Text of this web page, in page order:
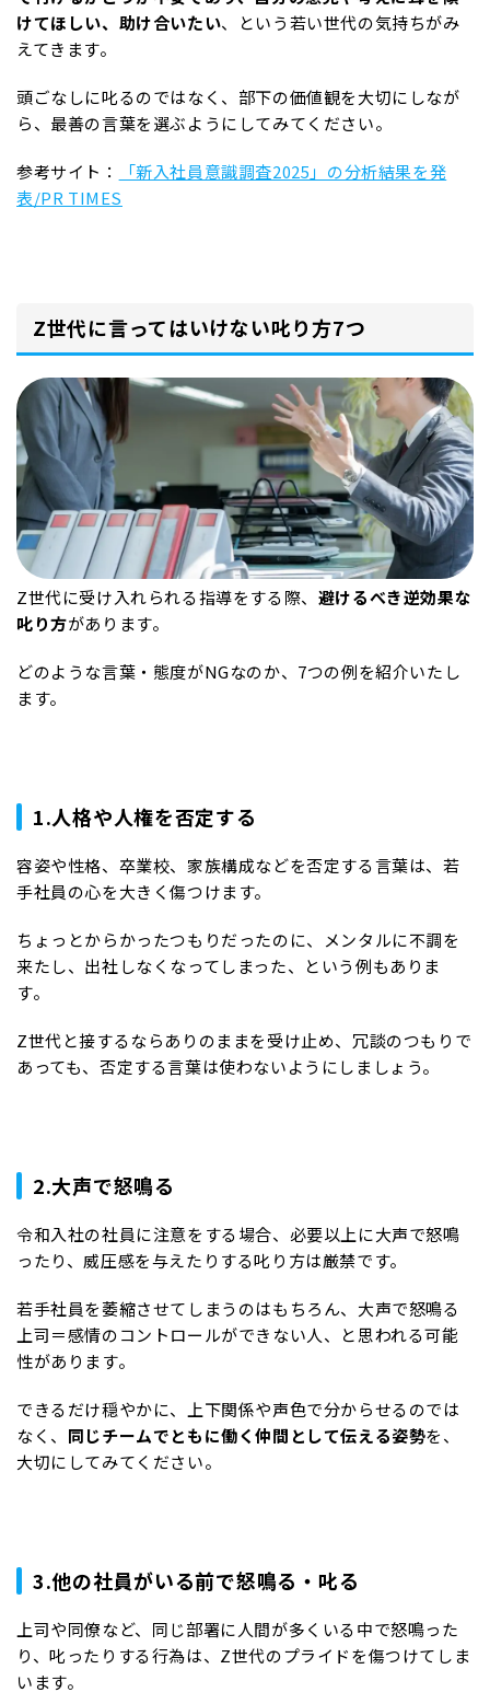
けてほしい、助け合いたい、という若い世代の気持ちがみ
えてきます。
頭ごなしに叱るのではなく、部下の価値観を大切にしなが
ら、最善の言葉を選ぶようにしてみてください。
参考サイト：
「新入社員意識調査2025」の分析結果を発
表/PR TIMES
Z世代に言ってはいけない叱り方7つ
Z世代に受け入れられる指導をする際、 避けるべき逆効果な
叱り方があります。
どのような言葉・態度がNGなのか、7つの例を紹介いたし
ます。
1.人格や人権を否定する
容姿や性格、卒業校、家族構成などを否定する言葉は、若
手社員の心を大きく傷つけます。
ちょっとからかったつもりだったのに、メンタルに不調を
来たし、出社しなくなってしまった、という例もありま
す。
Z世代と接するならありのままを受け止め、冗談のつもりで
あっても、否定する言葉は使わないようにしましょう。
2.大声で怒鳴る
令和入社の社員に注意をする場合、必要以上に大声で怒鳴
ったり、威圧感を与えたりする叱り方は厳禁です。
若手社員を萎縮させてしまうのはもちろん、大声で怒鳴る
上司＝感情のコントロールができない人、と思われる可能
性があります。
できるだけ穏やかに、上下関係や声色で分からせるのでは
なく、 同じチームでともに働く仲間として伝える姿勢を、
大切にしてみてください。
3.他の社員がいる前で怒鳴る・叱る
上司や同僚など、同じ部署に人間が多くいる中で怒鳴った
り、叱ったりする行為は、Z世代のプライドを傷つけてしま
います。